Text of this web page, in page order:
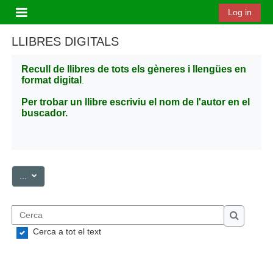
Panell lateral
Log in
LLIBRES DIGITALS
Recull de llibres de tots els gèneres i llengües en
format digital
Per trobar un llibre escriviu el nom de l'autor en el
buscador.
Exporta les entrades
Cerca
Cerca
Cerca a tot el text